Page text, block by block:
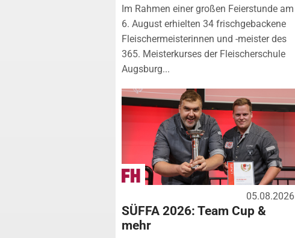
Im Rahmen einer großen Feierstunde am
6. August erhielten 34 frischgebackene
Fleischermeisterinnen und -meister des
365. Meisterkurses der Fleischerschule
Augsburg...
05.08.2026
SÜFFA 2026: Team Cup &
mehr